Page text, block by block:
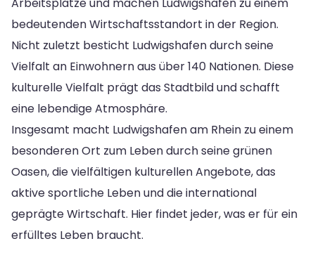
bedeutenden Wirtschaftsstandort in der Region.
Nicht zuletzt besticht Ludwigshafen durch seine
Vielfalt an Einwohnern aus über 140 Nationen. Diese
kulturelle Vielfalt prägt das Stadtbild und schafft
eine lebendige Atmosphäre.
Insgesamt macht Ludwigshafen am Rhein zu einem
besonderen Ort zum Leben durch seine grünen
Oasen, die vielfältigen kulturellen Angebote, das
aktive sportliche Leben und die international
geprägte Wirtschaft. Hier findet jeder, was er für ein
erfülltes Leben braucht.